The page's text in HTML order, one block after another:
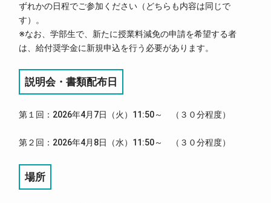
ずれかの日程でご参加ください（どちらも内容は同じで
す）。
※なお、学部生で、新たに授業料減免の申請を希望する者
は、給付奨学金に新規申込を行う必要があります。
説明会・書類配布日
第１回：2026年4月7日（火）11:50～ （３０分程度）
第２回：2026年4月8日（水）11:50～ （３０分程度）
場所